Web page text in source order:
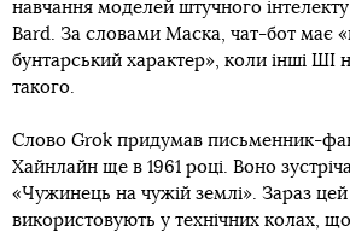
навчання моделей штучного
Bard. За словами Маска, чат-бот має
бунтарський характер», коли інші ШІ
такого.
Слово Grok придумав письменник-
Хайнлайн ще в 1961 році. Воно
«Чужинець на чужій землі». Зараз цей
використовують у технічних колах,